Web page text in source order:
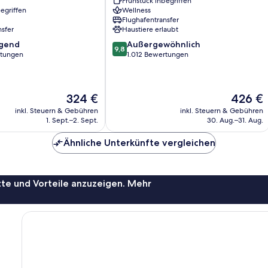
Der
Preis
beträgt
324 €
inkl. Steuern & Gebühren
1. Sept.–2. Sept.
Wellness
Flughafentransfer
Haustiere erlaubt
9.8
von
9,8 Außergewöhnlich
1.012 Bewertungen
Der
Preis
beträgt
426 €
inkl. Steuern & Gebühren
30. Aug.–31. Aug.
Ähnliche Unterkünfte vergleichen
und Vorteile anzuzeigen. Mehr